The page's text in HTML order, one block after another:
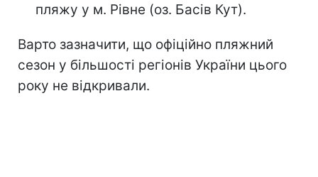
пляжу у м. Рівне (оз. Басів Кут).
Варто зазначити, що офіційно пляжний
сезон у більшості регіонів України цього
року не відкривали.